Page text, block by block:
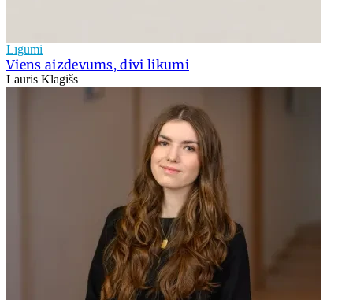
Līgumi
Viens aizdevums, divi likumi
Lauris Klagišs